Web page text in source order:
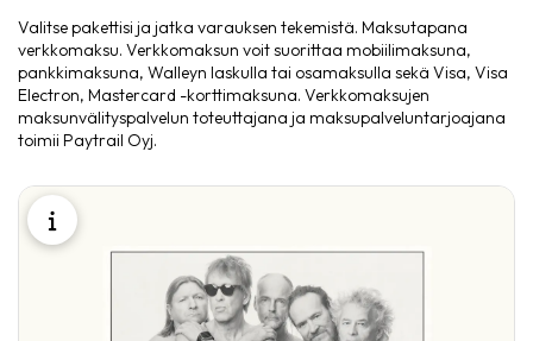
Valitse pakettisi ja jatka varauksen tekemistä. Maksutapana
verkkomaksu. Verkkomaksun voit suorittaa mobiilimaksuna,
pankkimaksuna, Walleyn laskulla tai osamaksulla sekä Visa, Visa
Electron, Mastercard -korttimaksuna. Verkkomaksujen
maksunvälityspalvelun toteuttajana ja maksupalveluntarjoajana
toimii Paytrail Oyj.